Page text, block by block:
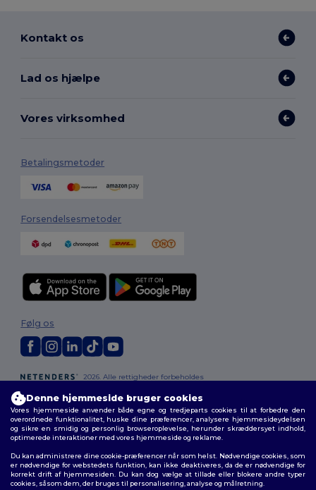
Kontakt os
Lad os hjælpe
Vores virksomhed
Betalingsmetoder
Forsendelsesmetoder
2026. Alle rettigheder forbeholdes
cookies|Sitemap
Følg os
Denne hjemmeside bruger cookies
Vores hjemmeside anvender både egne og tredjeparts cookies til at forbedre den
overordnede funktionalitet, huske dine præferencer, analysere hjemmesideydelsen
og sikre en smidig og personlig browseroplevelse, herunder skræddersyet indhold,
optimerede interaktioner med vores hjemmeside og reklame.
Du kan administrere dine cookie-præferencer når som helst. Nødvendige cookies, som
er nødvendige for webstedets funktion, kan ikke deaktiveres, da de er nødvendige for
korrekt drift af hjemmesiden. Du kan dog vælge at tillade eller blokere andre typer
cookies, såsom dem, der bruges til personalisering, analyse og målretning.